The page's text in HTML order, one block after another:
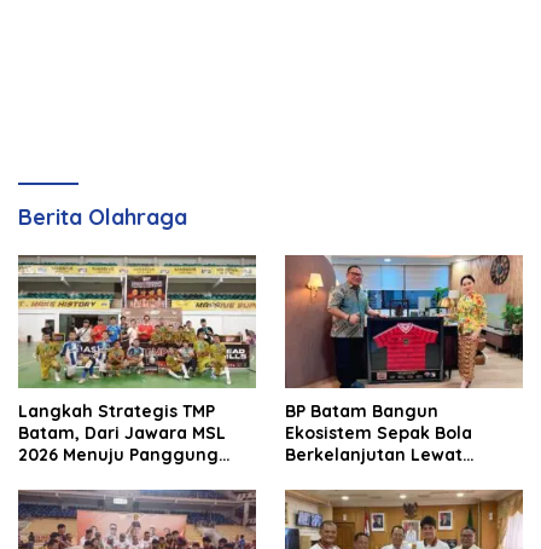
Berita Olahraga
Langkah Strategis TMP
Batam, Dari Jawara MSL
2026 Menuju Panggung
BP Batam Bangun
Ekosistem Sepak Bola
Berkelanjutan Lewat